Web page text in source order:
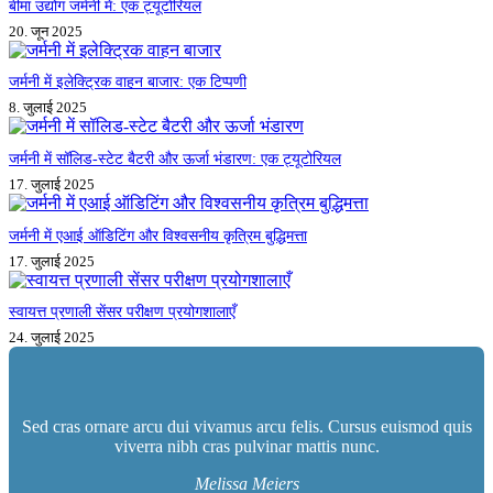
बीमा उद्योग जर्मनी में: एक ट्यूटोरियल
20. जून 2025
जर्मनी में इलेक्ट्रिक वाहन बाजार: एक टिप्पणी
8. जुलाई 2025
जर्मनी में सॉलिड-स्टेट बैटरी और ऊर्जा भंडारण: एक ट्यूटोरियल
17. जुलाई 2025
जर्मनी में एआई ऑडिटिंग और विश्वसनीय कृत्रिम बुद्धिमत्ता
17. जुलाई 2025
स्वायत्त प्रणाली सेंसर परीक्षण प्रयोगशालाएँ
24. जुलाई 2025
Sed cras ornare arcu dui vivamus arcu felis. Cursus euismod quis
viverra nibh cras pulvinar mattis nunc.
Melissa Meiers